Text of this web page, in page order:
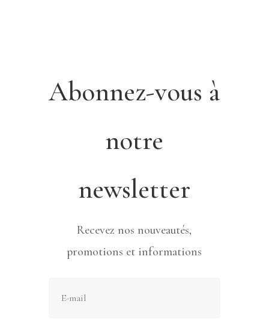
Abonnez-vous à
notre
newsletter
Recevez nos nouveautés,
promotions et informations